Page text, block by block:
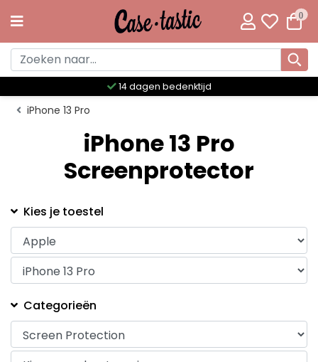
0
14 dagen bedenktijd
iPhone 13 Pro
iPhone 13 Pro
Screenprotector
Kies je toestel
Categorieën